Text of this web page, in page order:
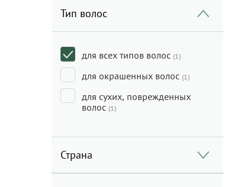
Тип волос
для всех типов волос (1)
для окрашенных волос (1)
для сухих, поврежденных
волос (1)
Страна